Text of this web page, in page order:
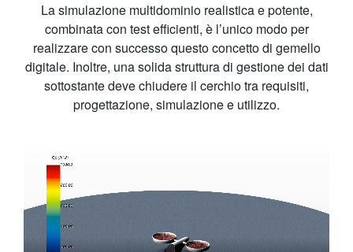
La simulazione multidominio realistica e potente,
combinata con test efficienti, è l’unico modo per
realizzare con successo questo concetto di gemello
digitale. Inoltre, una solida struttura di gestione dei dati
sottostante deve chiudere il cerchio tra requisiti,
progettazione, simulazione e utilizzo.